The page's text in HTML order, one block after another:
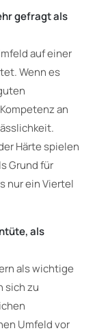
gefragt als
auf einer
Wenn es
an
Härte spielen
Grund für
nur ein Viertel
als
als wichtige
sich zu
Umfeld vor